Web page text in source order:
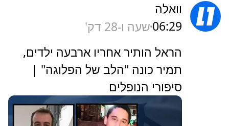
וואלה
06:29שעה ו-28 דק'
הראל הותיר אחריו ארבעה ילדים,
תמיר כונה "הלב של הפלוגה" |
סיפורי הנופלים